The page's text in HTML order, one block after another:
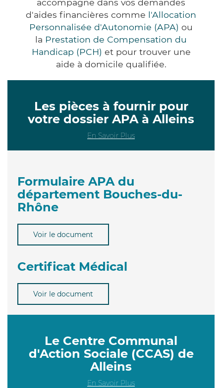
accompagne dans vos demandes
d'aides financières comme l'Allocation
Personnalisée d'Autonomie (APA) ou
la Prestation de Compensation du
Handicap (PCH) et pour trouver une
aide à domicile qualifiée.
Les pièces à fournir pour
votre dossier APA à Alleins
En Savoir Plus
Formulaire APA du
département Bouches-du-
Rhône
Voir le document
Certificat Médical
Voir le document
Le Centre Communal
d'Action Sociale (CCAS) de
Alleins
En Savoir Plus